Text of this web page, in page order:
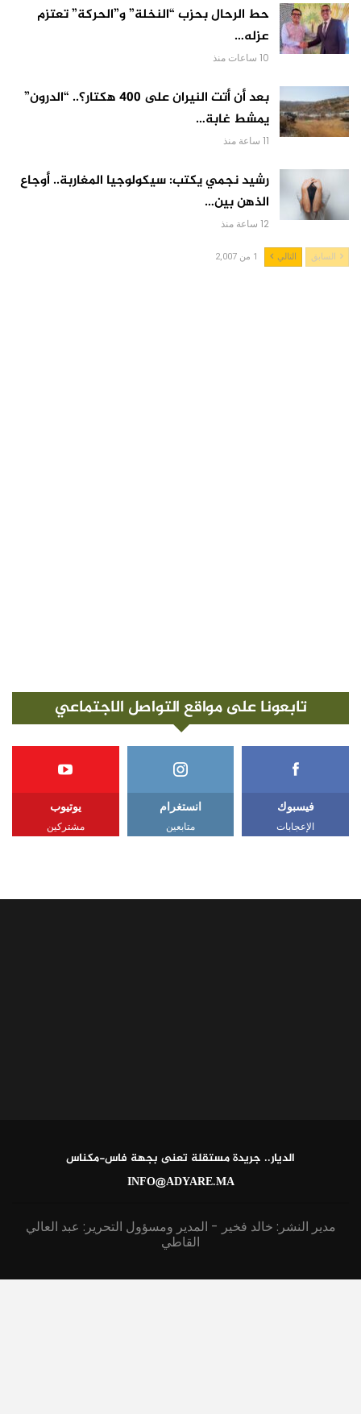
حط الرحال بحزب “النخلة” و”الحركة” تعتزم
عزله…
10 ساعات منذ
بعد أن أتت النيران على 400 هكتار؟.. “الدرون”
يمشط غابة…
11 ساعة منذ
رشيد نجمي يكتب: سيكولوجيا المغاربة.. أوجاع
الذهن بين…
12 ساعة منذ
السابق التالي 1 من 2,007
تابعونا على مواقع التواصل الاجتماعي
فيسبوك
الإعجابات
انستغرام
متابعين
يوتيوب
مشتركين
الديار.. جريدة مستقلة تعنى بجهة فاس-مكناس
INFO@ADYARE.MA
مدير النشر: خالد فخير - المدير ومسؤول التحرير: عبد العالي
القاطي